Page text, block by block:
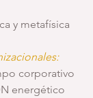
y metafísica
corporativo
energético